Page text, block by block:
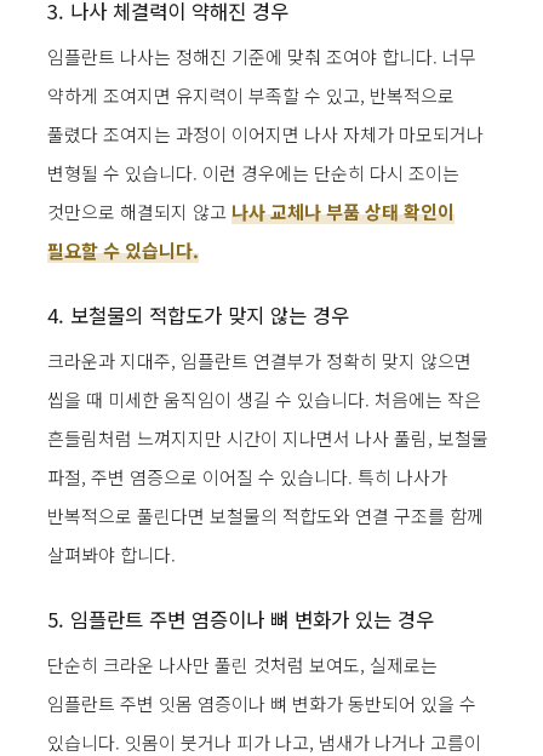
3. 나사 체결력이 약해진 경우
임플란트 나사는 정해진 기준에 맞춰 조여야 합니다. 너무
약하게 조여지면 유지력이 부족할 수 있고, 반복적으로
풀렸다 조여지는 과정이 이어지면 나사 자체가 마모되거나
변형될 수 있습니다. 이런 경우에는 단순히 다시 조이는
것만으로 해결되지 않고나사 교체나 부품 상태 확인이
필요할 수 있습니다.
4. 보철물의 적합도가 맞지 않는 경우
크라운과 지대주, 임플란트 연결부가 정확히 맞지 않으면
씹을 때 미세한 움직임이 생길 수 있습니다. 처음에는 작은
흔들림처럼 느껴지지만 시간이 지나면서 나사 풀림, 보철물
파절, 주변 염증으로 이어질 수 있습니다. 특히 나사가
반복적으로 풀린다면 보철물의 적합도와 연결 구조를 함께
살펴봐야 합니다.
5. 임플란트 주변 염증이나 뼈 변화가 있는 경우
단순히 크라운 나사만 풀린 것처럼 보여도, 실제로는
임플란트 주변 잇몸 염증이나 뼈 변화가 동반되어 있을 수
있습니다. 잇몸이 붓거나 피가 나고, 냄새가 나거나 고름이